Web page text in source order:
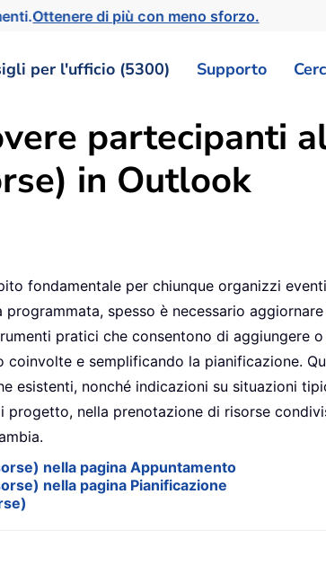
Ottenere di più con meno sforzo.
per l'ufficio (5300) Supporto
partecipanti
in Outlook
fondamentale per chiunque organizzi
spesso è necessario
pratici che consentono di aggiungere
e semplificando la pianificazione.
esistenti, nonché indicazioni su situazioni
nella prenotazione di risorse
nella pagina Appuntamento
nella pagina Pianificazione